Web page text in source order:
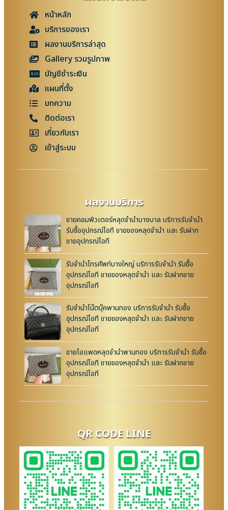
หน้าหลัก
บริการของเรา
ผลงานบริการล่าสุด
Gallery รวมรูปภาพ
บัญชีชำระเงิน
แผนที่ตั้ง
บทความ
ติดต่อเรา
เกี่ยวกับเรา
เข้าสู่ระบบ
ผลงานบริการ
ขายคอมพิวเตอร์หลุดจำนำบางบาล บริการรับจำนำ
รับซื้ออุปกรณ์ไอที ขายของหลุดจำนำ และ รับฝาก
ขายอุปกรณ์ไอที
รับจำนำโทรศัพท์บางใหญ่ บริการรับจำนำ รับซื้อ
อุปกรณ์ไอที ขายของหลุดจำนำ และ รับฝากขาย
อุปกรณ์ไอที
รับจำนำโน๊ตบุ๊คพานทอง บริการรับจำนำ รับซื้อ
อุปกรณ์ไอที ขายของหลุดจำนำ และ รับฝากขาย
อุปกรณ์ไอที
ขายไอแพดหลุดจำนำพานทอง บริการรับจำนำ รับซื้อ
อุปกรณ์ไอที ขายของหลุดจำนำ และ รับฝากขาย
อุปกรณ์ไอที
QR CODE LINE